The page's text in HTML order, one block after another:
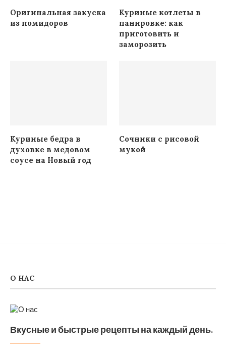
Оригинальная закуска
из помидоров
Куриные котлеты в
панировке: как
приготовить и
заморозить
Куриные бедра в
духовке в медовом
соусе на Новый год
Сочники с рисовой
мукой
О НАС
Вкусные и быстрые рецепты на каждый день.